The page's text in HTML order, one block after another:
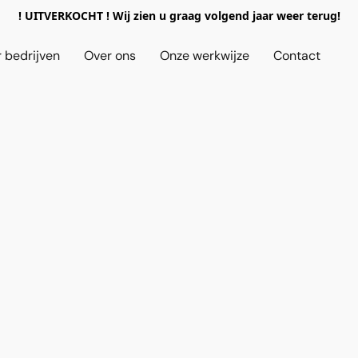
! UITVERKOCHT ! Wij zien u graag volgend jaar weer terug!
bedrijven Over ons Onze werkwijze Contact